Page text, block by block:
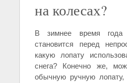
на колесах?
В зимнее время года
становится перед
какую лопату
снега? Конечно же,
обычную ручную лопату,